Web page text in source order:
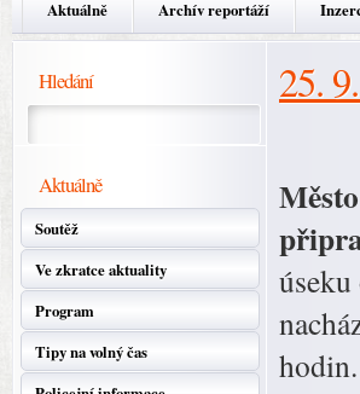
Aktuálně Archív reportáží
Hledání
Aktuálně
Soutěž
Ve zkratce aktuality
Program
Tipy na volný čas
25.